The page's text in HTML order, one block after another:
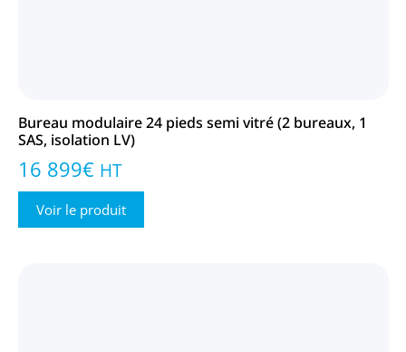
Bureau modulaire 24 pieds semi vitré (2 bureaux, 1
SAS, isolation LV)
16 899€ HT
Voir le produit